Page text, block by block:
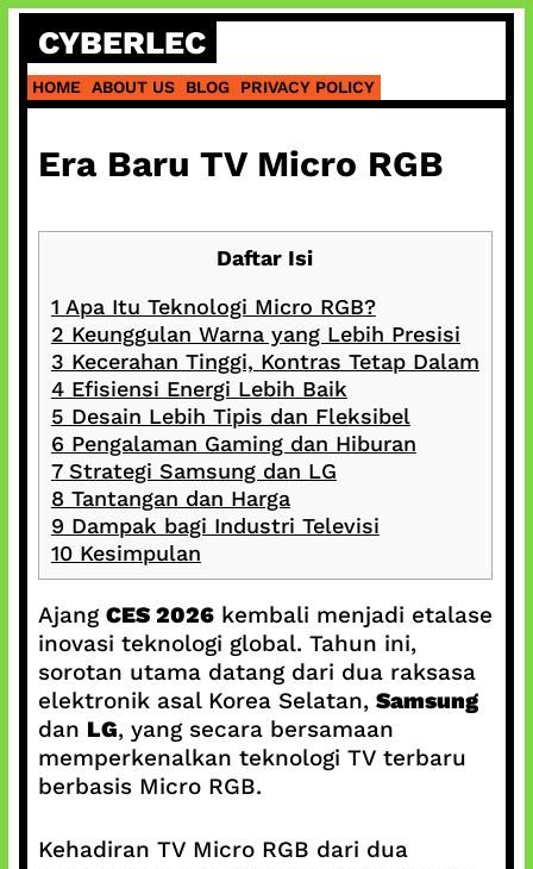
Skip
content
CYBERLEC
HOME ABOUT US BLOG PRIVACY POLICY
Era Baru TV Micro RGB
Daftar Isi
1 Apa Itu Teknologi Micro RGB?
2 Keunggulan Warna yang Lebih Presisi
3 Kecerahan Tinggi, Kontras Tetap Dalam
4Efisiensi Energi Lebih Baik
5 Desain Lebih Tipis dan Fleksibel
6 Pengalaman Gaming dan Hiburan
7Strategi Samsung dan LG
8 Tantangan dan Harga
9 Dampak bagi Industri Televisi
10Kesimpulan
Ajang CES 2026kembali menjadi etalase
inovasi teknologi global. Tahun ini,
sorotan utama datang dari dua raksasa
elektronik asal Korea Selatan, Samsung
dan LG, yang secara bersamaan
memperkenalkan teknologi TV terbaru
berbasis Micro RGB.
Kehadiran TV Micro RGB dari dua